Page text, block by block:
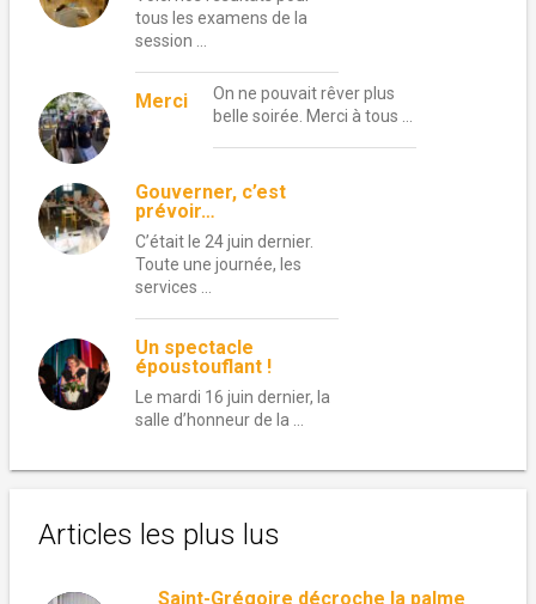
tous les examens de la
session …
Merci
On ne pouvait rêver plus
belle soirée. Merci à tous …
Gouverner, c’est
prévoir…
C’était le 24 juin dernier.
Toute une journée, les
services …
Un spectacle
époustouflant !
Le mardi 16 juin dernier, la
salle d’honneur de la …
Articles les plus lus
Saint-Grégoire décroche la palme